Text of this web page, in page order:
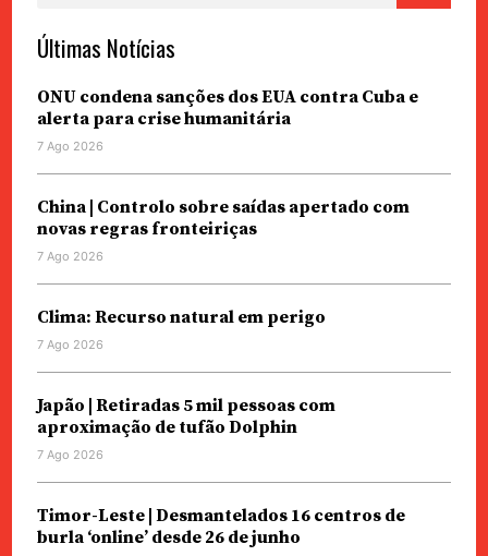
Últimas Notícias
ONU condena sanções dos EUA contra Cuba e
alerta para crise humanitária
7 Ago 2026
China | Controlo sobre saídas apertado com
novas regras fronteiriças
7 Ago 2026
Clima: Recurso natural em perigo
7 Ago 2026
Japão | Retiradas 5 mil pessoas com
aproximação de tufão Dolphin
7 Ago 2026
Timor-Leste | Desmantelados 16 centros de
burla ‘online’ desde 26 de junho